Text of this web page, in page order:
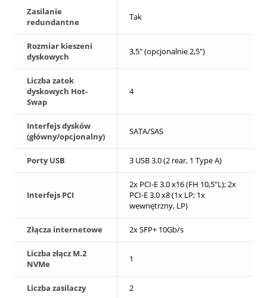
Zasilanie
redundantne
Tak
Rozmiar kieszeni
dyskowych
3,5" (opcjonalnie 2,5")
Liczba zatok
dyskowych Hot-
Swap
4
Interfejs dysków
(główny/opcjonalny)
SATA/SAS
Porty USB 3 USB 3.0 (2 rear, 1 Type A)
Interfejs PCI
2x PCI-E 3.0 x16 (FH 10,5"L); 2x
PCI-E 3.0 x8 (1x LP; 1x
wewnętrzny, LP)
Złącza internetowe 2x SFP+ 10Gb/s
Liczba złącz M.2
NVMe
1
Liczba zasilaczy 2